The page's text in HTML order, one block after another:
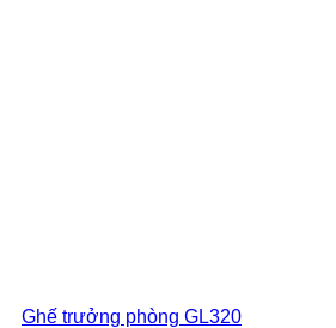
Ghế trưởng phòng GL320